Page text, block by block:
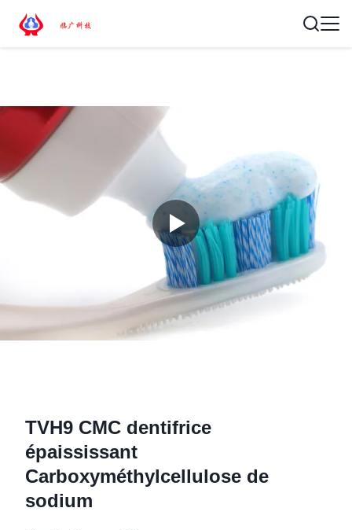
TVH9 CMC dentifrice
épaississant
Carboxyméthylcellulose de
sodium